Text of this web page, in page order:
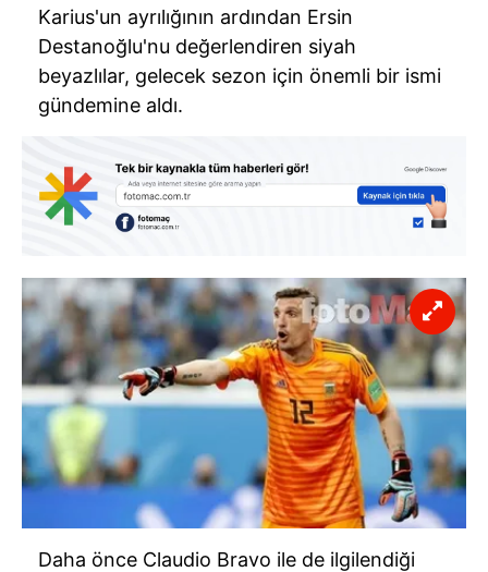
Karius'un ayrılığının ardından Ersin
Destanoğlu'nu değerlendiren siyah
beyazlılar, gelecek sezon için önemli bir ismi
gündemine aldı.
Daha önce Claudio Bravo ile de ilgilendiği